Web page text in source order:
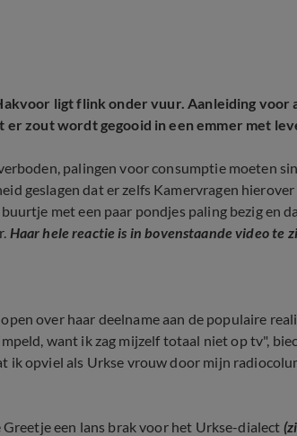
ligt flink onder vuur. Aanleiding voor
er zout wordt gegooid in een emmer met
palingen voor consumptie moeten
geslagen dat er zelfs Kamervragen
met een paar pondjes paling bezig en
Haar hele reactie is in bovenstaande video te
over haar deelname aan de populaire
want ik zag mijzelf totaal niet op tv",
ik opviel als Urkse vrouw door mijn
een lans brak voor het Urkse-dialect